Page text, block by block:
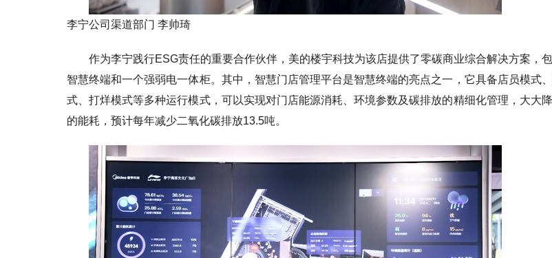
李宁公司渠道部门 李帅琦
作为李宁践行ESG责任的重要合作伙伴，美的楼宇科技为该店提供了零碳商业综合解决方案，
智慧终端和一个强弱电一体柜。其中，智慧门店管理平台是智慧终端的亮点之一，它具备店员模式
式、打烊模式等多种运行模式，可以实现对门店能源消耗、环境参数及碳排放的精细化管理，大大
的能耗，预计每年减少二氧化碳排放13.5吨。